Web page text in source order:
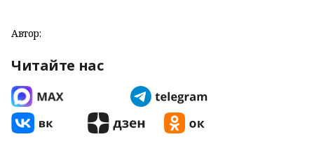
Автор:
Читайте нас